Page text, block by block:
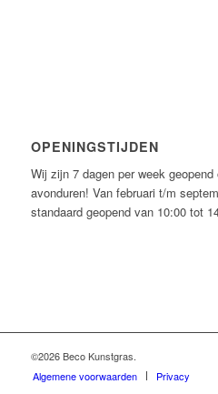
OPENINGSTIJDEN
Wij zijn 7 dagen per week
avonduren! Van februari t/m
standaard geopend van 10:00 tot
©2026 Beco Kunstgras.
Algemene voorwaarden
Privacy